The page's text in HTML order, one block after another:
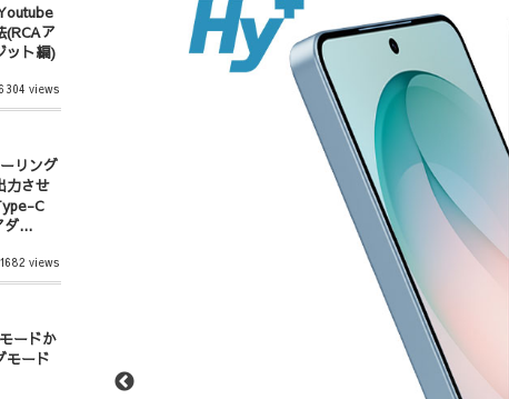
(RCAア
ット編)
views
リング
力させ
C
ダ...
views
ードか
モード